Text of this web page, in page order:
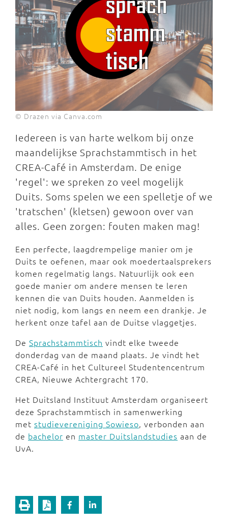
© Drazen via Canva.com
Iedereen is van harte welkom bij onze
maandelijkse Sprachstammtisch in het
CREA-Café in Amsterdam. De enige
'regel': we spreken zo veel mogelijk
Duits. Soms spelen we een spelletje of we
'tratschen' (kletsen) gewoon over van
alles. Geen zorgen: fouten maken mag!
Een perfecte, laagdrempelige manier om je
Duits te oefenen, maar ook moedertaalsprekers
komen regelmatig langs. Natuurlijk ook een
goede manier om andere mensen te leren
kennen die van Duits houden. Aanmelden is
niet nodig, kom langs en neem een drankje. Je
herkent onze tafel aan de Duitse vlaggetjes.
De Sprachstammtisch vindt elke tweede
donderdag van de maand plaats. Je vindt het
CREA-Café in het Cultureel Studentencentrum
CREA, Nieuwe Achtergracht 170.
Het Duitsland Instituut Amsterdam organiseert
deze Sprachstammtisch in samenwerking
met studievereniging Sowieso, verbonden aan
de bachelor en master Duitslandstudies aan de
UvA.